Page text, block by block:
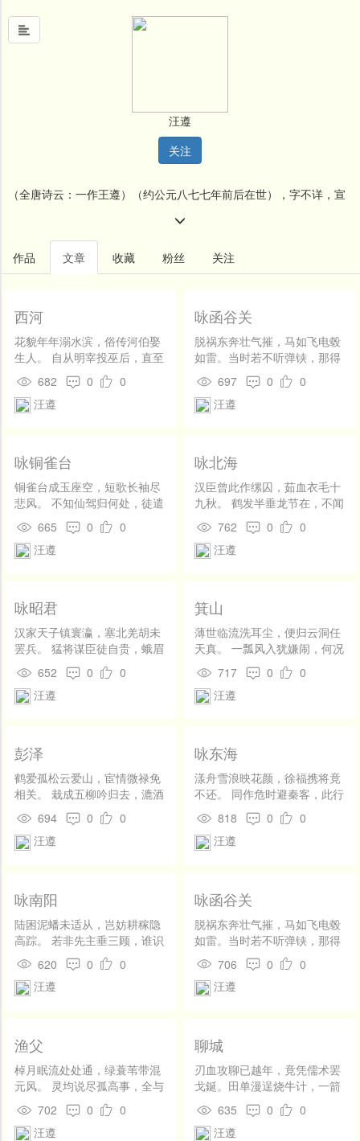
文
名
人
新
开
发
社
区
录
汪遵
关注
（全唐诗云：一作王遵）（约公元八七七年前后在世），字不详，宣
州泾县人（唐诗纪事作宣城人。此从唐才子传）。生卒年均不详，约
唐僖宗乾符中前后在世。初为小吏。家贫，借人书，昼夜苦读。工为
绝诗。与许棠同乡。棠在京师，偶送客至灞、浐间，忽遇遵于途，行
李索然。询其因何事来京，遵答以来就贡。棠怒斥之曰：“小吏不忖，
而欲与棠同研席乎”？甚侮慢之。咸通七年，（公元八六六年）擢进士
第。后五年，棠始亦及第。遵诗有集《唐才子传》传世。
他的诗绝大部分是怀古诗,有的是对历史上卓越人物的歌颂；有的是借
亡故事来警告当时的统治者；有的直接反映当时的现实生活，这些诗
都有一定的思想意义。寄托了对现实生活的深沉感慨。
作品 文章 收藏 粉丝 关注
西河
花貌年年溺水滨，俗传河伯娶
生人。 自从明宰投巫后，直至
如今鬼不神。
682 0
0
汪遵
咏函谷关
脱祸东奔壮气摧，马如飞电毂
如雷。当时若不听弹铗，那得
关门半夜开。
697 0
0
汪遵
咏铜雀台
铜雀台成玉座空，短歌长袖尽
悲风。 不知仙驾归何处，徒遣
颦眉望汉宫。
665 0
0
汪遵
咏北海
汉臣曾此作缧囚，茹血衣毛十
九秋。 鹤发半垂龙节在，不闻
青史说封侯。
762 0
0
汪遵
咏昭君
汉家天子镇寰瀛，塞北羌胡未
罢兵。 猛将谋臣徒自贵，蛾眉
一笑塞尘清。
652 0
0
汪遵
箕山
薄世临流洗耳尘，便归云洞任
天真。 一瓢风入犹嫌闹，何况
人间万种人。
717 0
0
汪遵
彭泽
鹤爱孤松云爱山，宦情微禄免
相关。 栽成五柳吟归去，漉酒
巾边伴菊闲。
694 0
0
汪遵
咏东海
漾舟雪浪映花颜，徐福携将竟
不还。 同作危时避秦客，此行
何似武陵滩。
818 0
0
汪遵
咏南阳
陆困泥蟠未适从，岂妨耕稼隐
高踪。 若非先主垂三顾，谁识
茅庐一卧龙。
620 0
0
汪遵
咏函谷关
脱祸东奔壮气摧，马如飞电毂
如雷。当时若不听弹铗，那得
关门半夜开。
706 0
0
汪遵
渔父
棹月眠流处处通，绿蓑苇带混
元风。 灵均说尽孤高事，全与
逍遥意不同。
702 0
0
汪遵
聊城
刃血攻聊已越年，竟凭儒术罢
戈鋋。田单漫逞烧牛计，一箭
终输鲁仲连。
635 0
0
汪遵